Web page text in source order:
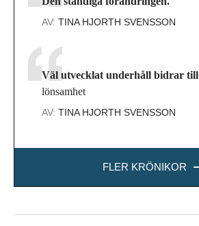
AV: TINA HJORTH SVENSSON
Väl utvecklat underhåll bidrar till
lönsamhet
AV: TINA HJORTH SVENSSON
FLER KRÖNIKOR